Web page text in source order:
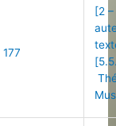
177
[2